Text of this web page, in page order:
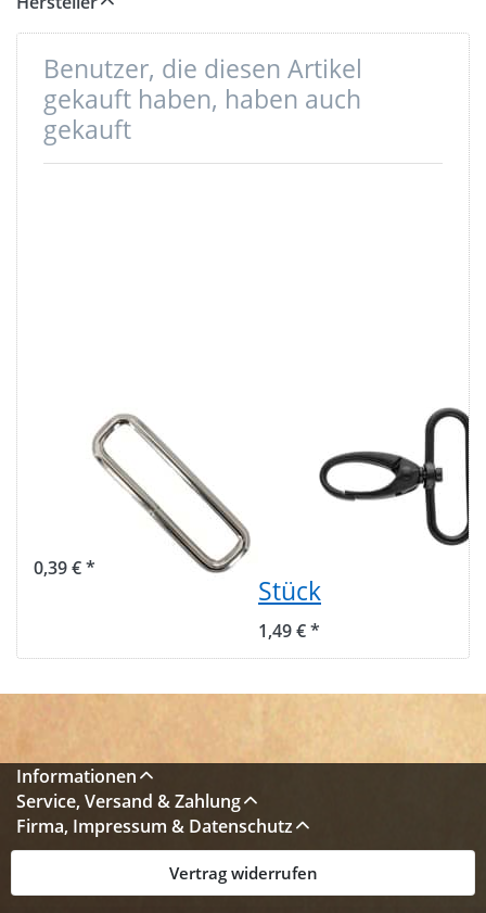
Benutzer, die diesen Artikel
gekauft haben, haben auch
gekauft
Stahl - 50mm -
11mm Höhe -
ungeschweisst -
0,39 € *
Zinkdruckguss -
5cm lang -
38mm
Stück
1,49 € *
Informationen
Service, Versand & Zahlung
Firma, Impressum & Datenschutz
Vertrag widerrufen